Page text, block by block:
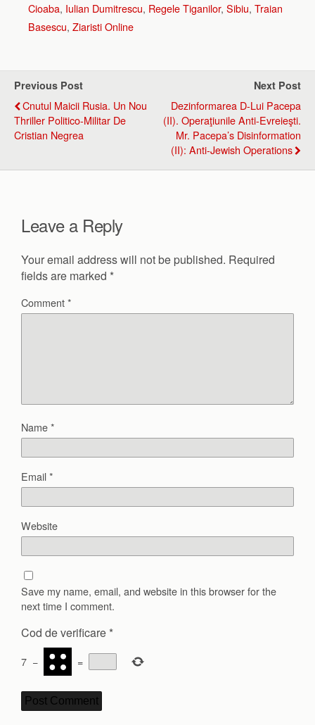
Cioaba, Iulian Dumitrescu, Regele Tiganilor, Sibiu, Traian
Basescu, Ziaristi Online
Previous Post
Cnutul Maicii Rusia. Un Nou
Thriller Politico-Militar De
Cristian Negrea
Next Post
Dezinformarea D-Lui Pacepa
(II). Operaţiunile Anti-Evreieşti.
Mr. Pacepa’s Disinformation
(II): Anti-Jewish Operations
Leave a Reply
Your email address will not be published. Required
fields are marked *
Comment*
Name*
Email*
Website
Save my name, email, and website in this browser for the
next time I comment.
Cod de verificare *
7 − =